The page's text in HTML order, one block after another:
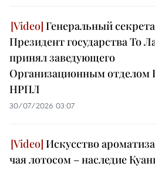
Генеральный
Президент государства То
принял заведующего
Организационным отделом
НРПЛ
30/07/2026 03:07
Искусство
чая лотосом – наследие